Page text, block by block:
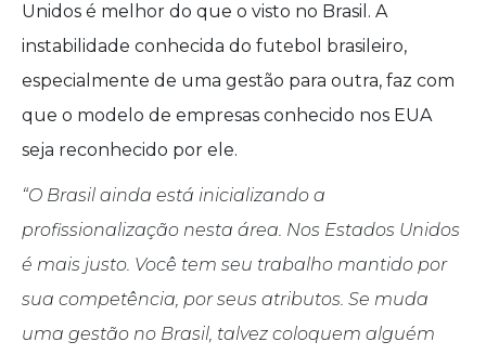
Unidos é melhor do que o visto no Brasil. A
instabilidade conhecida do futebol brasileiro,
especialmente de uma gestão para outra, faz com
que o modelo de empresas conhecido nos EUA
seja reconhecido por ele.
“O Brasil ainda está inicializando a
profissionalização nesta área. Nos Estados Unidos
é mais justo. Você tem seu trabalho mantido por
sua competência, por seus atributos. Se muda
uma gestão no Brasil, talvez coloquem alguém